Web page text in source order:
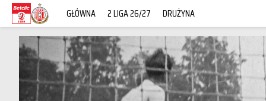
GŁÓWNA 2 LIGA 26/27 DRUŻYNA